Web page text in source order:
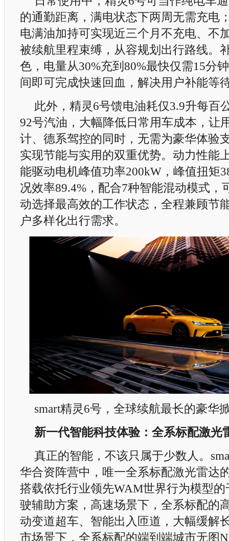
的通勤距离，满电状态下两周无需充电
电满油加持可实现近三个月不充电、不
被续航里程束缚，从容规划出行路线。
色，电量从30%充到80%最快仅需15分
间即可完成快速回血，解决用户补能等
此外，精灵6号馈电油耗仅3.9升每百
92号汽油，大幅降低日常用车成本，让
计、德系驾控的同时，无需为豪华体验
实现节能与实用的双重优势。动力性能
能驱动电机峰值功率200kW，峰值扭矩
况效率89.4%，配合7种智能混动模式，
动选择最高效的工作状态，全程兼顾节
户多样化出行需求。
smart精灵6号，全球续航最长的豪华
新一代智能科技体验：全系标配激光
真正的智能，不该只属于少数人。
华合资阵营中，唯一全系标配激光雷达
搭载依托行业领先WAM世界行为模型
驶辅助方案，高速场景下，全系标配的
动变道超车、智能出入匝道，大幅缓解
市场景下，全系标配的端到端城市无图